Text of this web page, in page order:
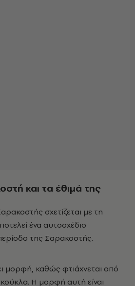
και τα έθιμά της
σχετίζεται με τη
ένα αυτοσχέδιο
της Σαρακοστής.
μορφή, καθώς φτιάχνεται από
H μορφή αυτή είναι